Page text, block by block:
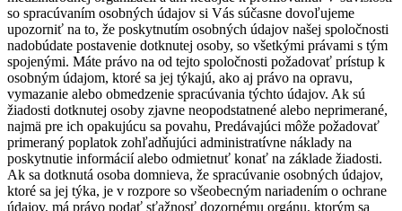
so spracúvaním osobných údajov si Vás súčasne dovoľujeme
upozorniť na to, že poskytnutím osobných údajov našej spoločnosti
nadobúdate postavenie dotknutej osoby, so všetkými právami s tým
spojenými. Máte právo na od tejto spoločnosti požadovať prístup k
osobným údajom, ktoré sa jej týkajú, ako aj právo na opravu,
vymazanie alebo obmedzenie spracúvania týchto údajov. Ak sú
žiadosti dotknutej osoby zjavne neopodstatnené alebo neprimerané,
najmä pre ich opakujúcu sa povahu, Predávajúci môže požadovať
primeraný poplatok zohľadňujúci administratívne náklady na
poskytnutie informácií alebo odmietnuť konať na základe žiadosti.
Ak sa dotknutá osoba domnieva, že spracúvanie osobných údajov,
ktoré sa jej týka, je v rozpore so všeobecným nariadením o ochrane
údajov, má právo podať sťažnosť dozornému orgánu, ktorým sa